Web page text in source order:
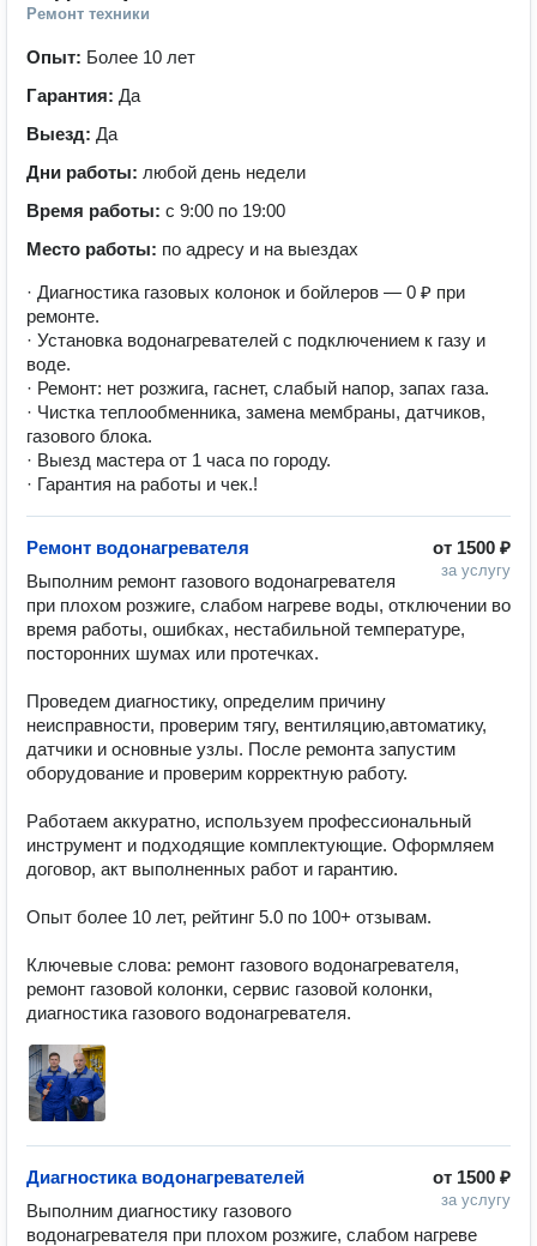
Ремонт техники
Опыт: Более 10 лет
Гарантия: Да
Выезд: Да
Дни работы: любой день недели
Время работы: с 9:00 по 19:00
Место работы: по адресу и на выездах
· Диагностика газовых колонок и бойлеров — 0 ₽ при
ремонте.
· Установка водонагревателей с подключением к газу и
воде.
· Ремонт: нет розжига, гаснет, слабый напор, запах газа.
· Чистка теплообменника, замена мембраны, датчиков,
газового блока.
· Выезд мастера от 1 часа по городу.
· Гарантия на работы и чек.!
от 1500 ₽
за услугу
Ремонт водонагревателя
Выполним ремонт газового водонагревателя
при плохом розжиге, слабом нагреве воды, отключении во
время работы, ошибках, нестабильной температуре,
посторонних шумах или протечках.
Проведем диагностику, определим причину
неисправности, проверим тягу, вентиляцию,автоматику,
датчики и основные узлы. После ремонта запустим
оборудование и проверим корректную работу.
Работаем аккуратно, используем профессиональный
инструмент и подходящие комплектующие. Оформляем
договор, акт выполненных работ и гарантию.
Опыт более 10 лет, рейтинг 5.0 по 100+ отзывам.
Ключевые слова: ремонт газового водонагревателя,
ремонт газовой колонки, сервис газовой колонки,
диагностика газового водонагревателя.
от 1500 ₽
за услугу
Диагностика водонагревателей
Выполним диагностику газового
водонагревателя при плохом розжиге, слабом нагреве